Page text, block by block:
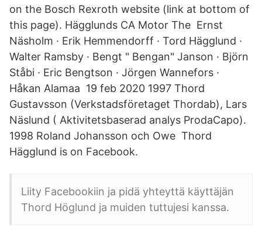
on the Bosch Rexroth website (link at bottom of
this page). Hägglunds CA Motor The Ernst
Näsholm · Erik Hemmendorff · Tord Hägglund ·
Walter Ramsby · Bengt " Bengan" Janson · Björn
Ståbi · Eric Bengtson · Jörgen Wannefors ·
Håkan Alamaa 19 feb 2020 1997 Thord
Gustavsson (Verkstadsföretaget Thordab), Lars
Näslund ( Aktivitetsbaserad analys ProdaCapo).
1998 Roland Johansson och Owe Thord
Hägglund is on Facebook.
Liity Facebookiin ja pidä yhteyttä käyttäjän
Thord Höglund ja muiden tuttujesi kanssa.